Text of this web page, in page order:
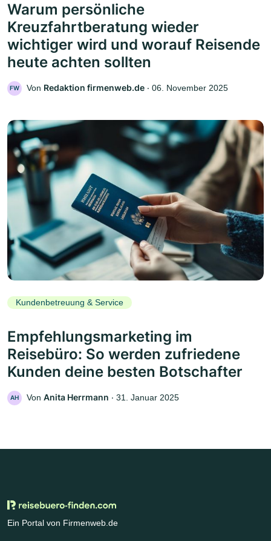
Warum persönliche
Kreuzfahrtberatung wieder
wichtiger wird und worauf Reisende
heute achten sollten
FW Von Redaktion firmenweb.de ‧ 06. November 2025
Kundenbetreuung & Service
Empfehlungsmarketing im
Reisebüro: So werden zufriedene
Kunden deine besten Botschafter
AH Von Anita Herrmann ‧ 31. Januar 2025
Ein Portal von Firmenweb.de